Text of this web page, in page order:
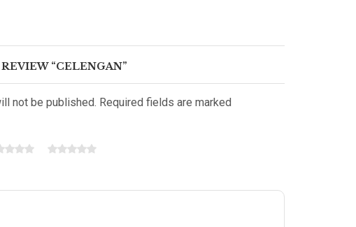
“CELENGAN”
not be published. Required fields are marked